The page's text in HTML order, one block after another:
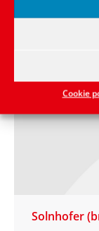
Cookie
Solnhofer